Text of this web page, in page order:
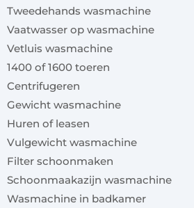
Tweedehands wasmachine
Vaatwasser op wasmachine
Vetluis wasmachine
1400 of 1600 toeren
Centrifugeren
Gewicht wasmachine
Huren of leasen
Vulgewicht wasmachine
Filter schoonmaken
Schoonmaakazijn wasmachine
Wasmachine in badkamer